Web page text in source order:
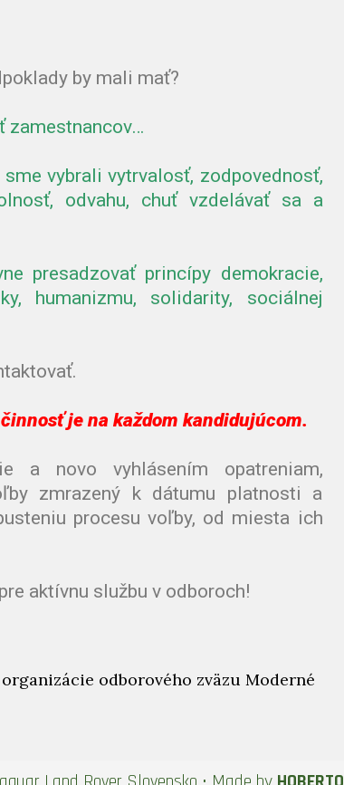
by mali mať?
zamestnancov…
vybrali vytrvalosť, zodpovednosť,
odvahu, chuť vzdelávať sa a
presadzovať princípy demokracie,
humanizmu, solidarity, sociálnej
je na každom kandidujúcom.
a novo vyhlásením opatreniam,
zmrazený k dátumu platnosti a
procesu voľby, od miesta ich
aktívnu službu v odboroch!
odborového zväzu Moderné